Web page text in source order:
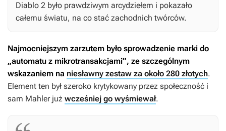
Diablo 2 było prawdziwym arcydziełem i pokazało
całemu światu, na co stać zachodnich twórców.
Najmocniejszym zarzutem było sprowadzenie marki do
„automatu z mikrotransakcjami”, ze szczególnym
wskazaniem na niesławny zestaw za około 280 złotych.
Element ten był szeroko krytykowany przez społeczność i
sam Mahler już wcześniej go wyśmiewał.